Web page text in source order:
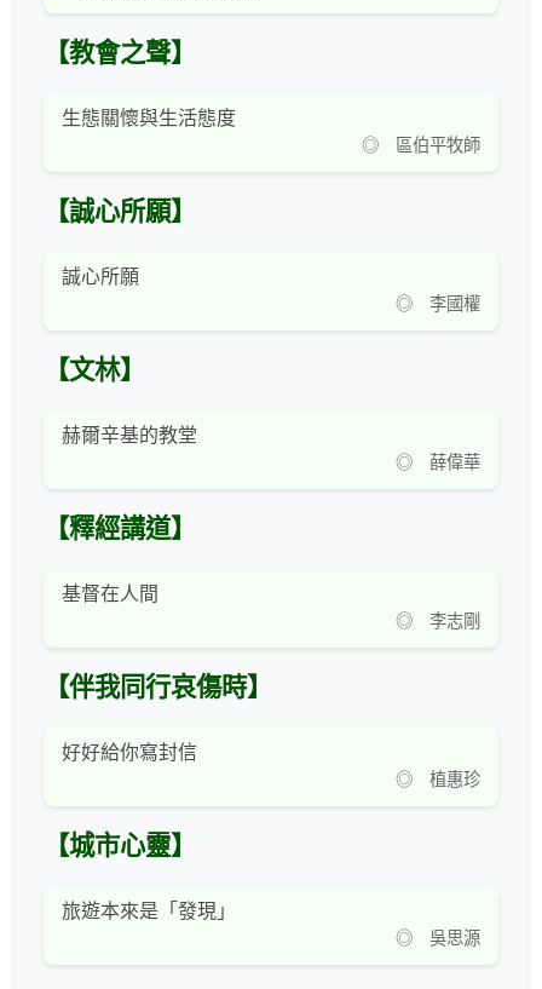
【教會之聲】
生態關懷與生活態度
◎ 區伯平牧師
【誠心所願】
誠心所願
◎ 李國權
【文林】
赫爾辛基的教堂
◎ 薛偉華
【釋經講道】
基督在人間
◎ 李志剛
【伴我同行哀傷時】
好好給你寫封信
◎ 植惠珍
【城市心靈】
旅遊本來是「發現」
◎ 吳思源